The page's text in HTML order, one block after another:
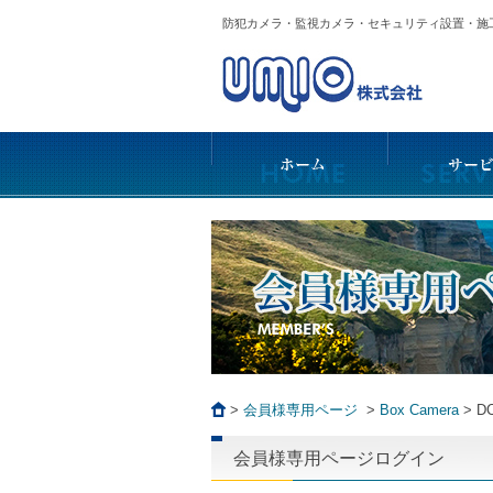
防犯カメラ・監視カメラ・セキュリティ設置・
> 会員様専用ページ > Box Camera>
会員様専用ページログイン